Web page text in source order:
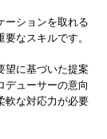
ーションを取れる
なスキルです。
望に基づいた提案
デューサーの意向
軟な対応力が必要